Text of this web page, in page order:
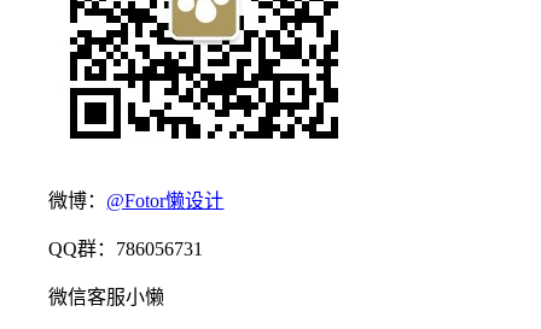
微博： @Fotor懒设计
QQ群：786056731
微信客服小懒